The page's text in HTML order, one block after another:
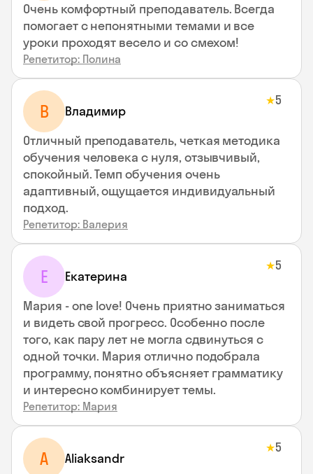
Очень комфортный преподаватель. Всегда
помогает с непонятными темами и все
уроки проходят весело и со смехом!
Репетитор: Полина
В Владимир
★5
Отличный преподаватель, четкая методика
обучения человека с нуля, отзывчивый,
спокойный. Темп обучения очень
адаптивный, ощущается индивидуальный
подход.
Репетитор: Валерия
Е Екатерина
★5
Мария - one love! Очень приятно заниматься
и видеть свой прогресс. Особенно после
того, как пару лет не могла сдвинуться с
одной точки. Мария отлично подобрала
программу, понятно объясняет грамматику
и интересно комбинирует темы.
Репетитор: Мария
A Aliaksandr
★5